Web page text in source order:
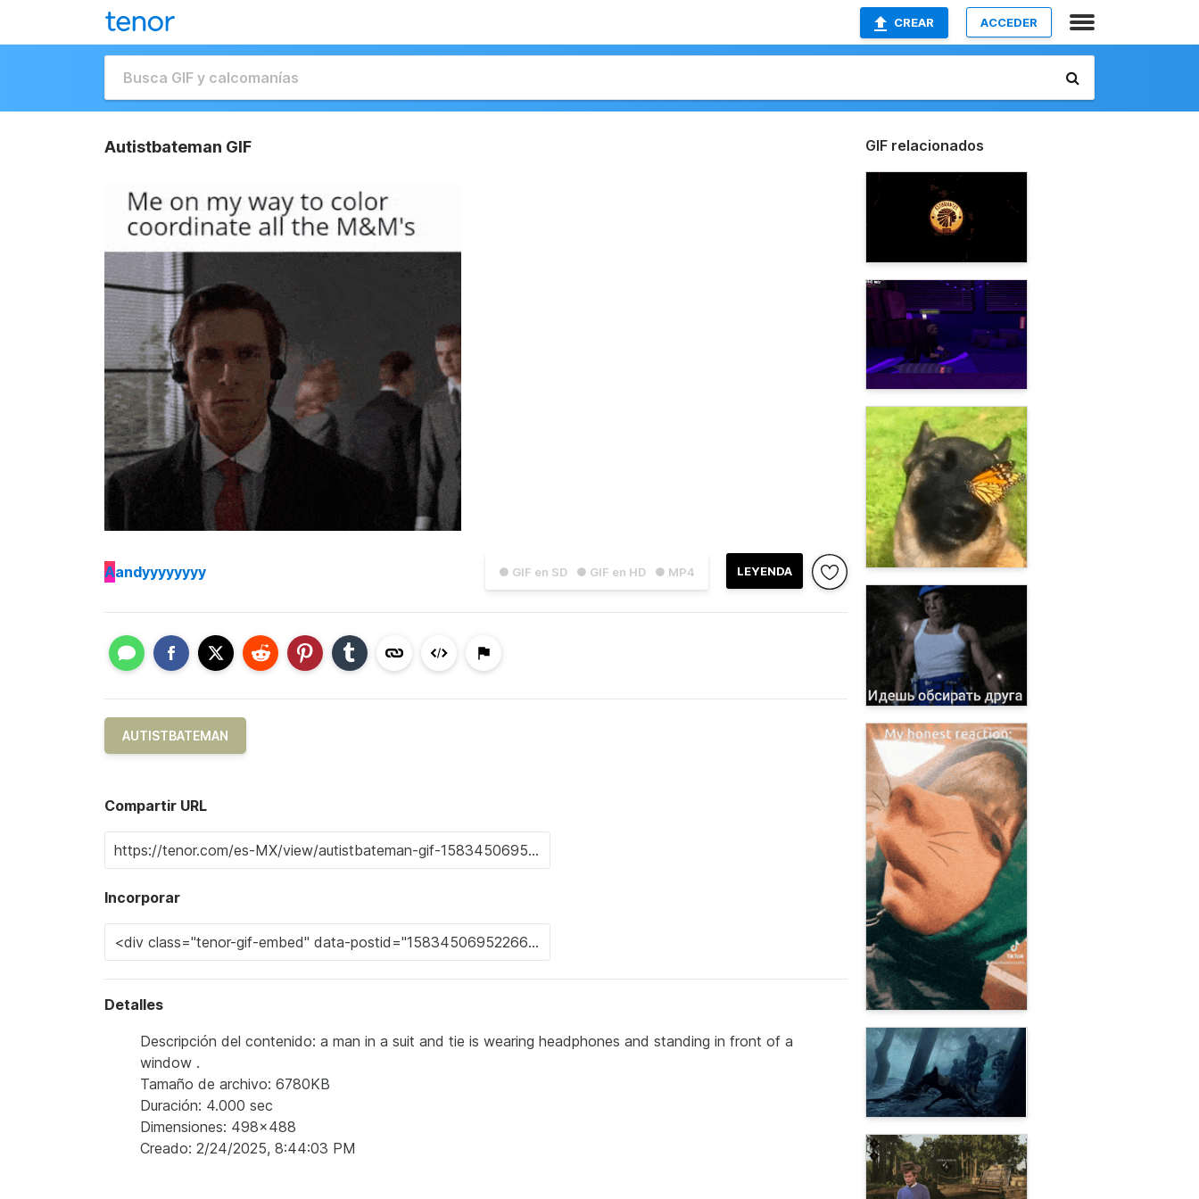
CREAR ACCEDER
Autistbateman GIF
● GIF en SD ● GIF en HD ● MP4 LEYENDA
Aandyyyyyyyy
AUTISTBATEMAN
Compartir URL
Incorporar
Detalles
Descripción del contenido: a man in a suit and tie is wearing headphones and standing in front of a
window .
Tamaño de archivo: 6780KB
Duración: 4.000 sec
Dimensiones: 498x488
Creado: 2/24/2025, 8:44:03 PM
GIF relacionados